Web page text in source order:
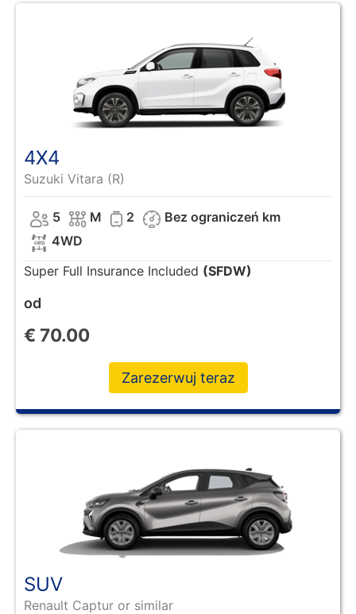
4X4
Suzuki Vitara (R)
5 M 2
Bez ograniczeń km
4WD
Super Full Insurance Included (SFDW)
od
€ 70.00
Zarezerwuj teraz
SUV
Renault Captur or similar